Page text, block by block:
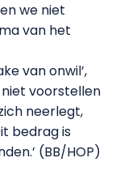
we niet
van het
van onwil’,
niet voorstellen
neerlegt,
bedrag is
(BB/HOP)